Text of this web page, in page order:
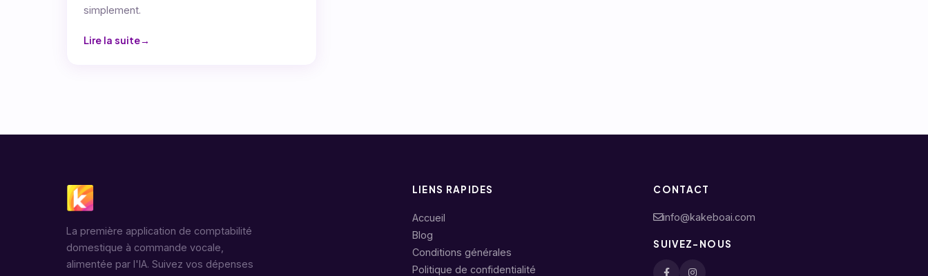
simplement.
Lire la suite
La première application de comptabilité
domestique à commande vocale,
alimentée par l'IA. Suivez vos dépenses
LIENS RAPIDES
Accueil
Blog
Conditions générales
Politique de confidentialité
CONTACT
info@kakeboai.com
SUIVEZ-NOUS